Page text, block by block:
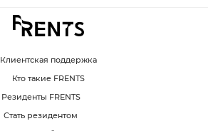
Клиентская поддержка
Кто такие FRENTS
Резиденты FRENTS
Стать резидентом